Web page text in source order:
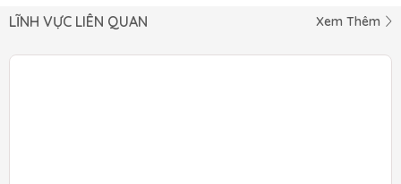
LĨNH VỰC LIÊN QUAN Xem Thêm